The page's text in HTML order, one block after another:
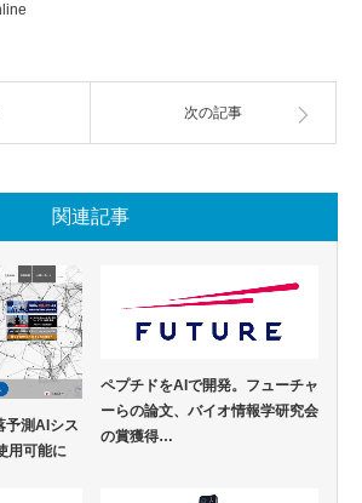
次の記事
関連記事
予測AIシス
用可能に
ペプチドをAIで開発。フューチャ
ーらの論文、バイオ情報学研究会
の賞獲得…